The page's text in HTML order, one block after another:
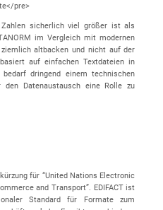
pre>
sicherlich viel größer ist als
im Vergleich mit modernen
altbacken und nicht auf der
auf einfachen Textdateien in
dringend einem technischen
Datenaustausch eine Rolle zu
für “United Nations Electronic
and Transport”. EDIFACT ist
Standard für Formate zum